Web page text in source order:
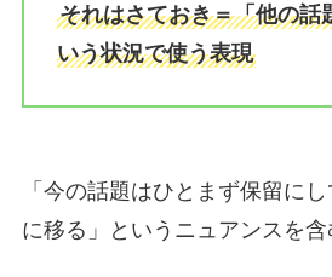
それはさておき＝「他の話
いう状況で使う表現
「今の話題はひとまず保留に
に移る」というニュアンスを含